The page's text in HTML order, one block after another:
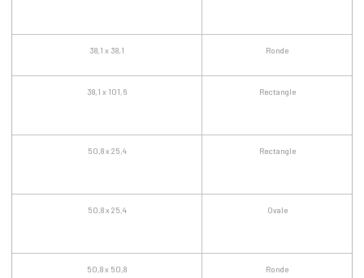
38,1 x 38,1 Ronde
38,1 x 101,6 Rectangle
50,8 x 25,4 Rectangle
50,8 x 25,4 Ovale
50,8 x 50,8 Ronde